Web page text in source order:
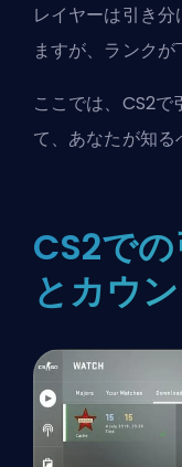
レイヤーは引き
ますが、ランクが
ここでは、CS2
て、あなたが知る
CS2で
とカウ